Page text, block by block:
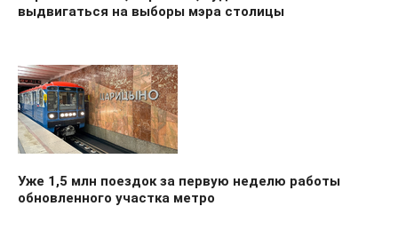
выдвигаться на выборы мэра столицы
Уже 1,5 млн поездок за первую неделю работы
обновленного участка метро